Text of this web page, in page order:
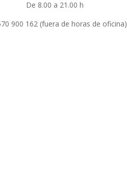
De 8.00 a 21.00 h
900 162 (fuera de horas de oficina)